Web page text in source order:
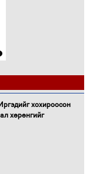
хохироосон
хөрөнгийг